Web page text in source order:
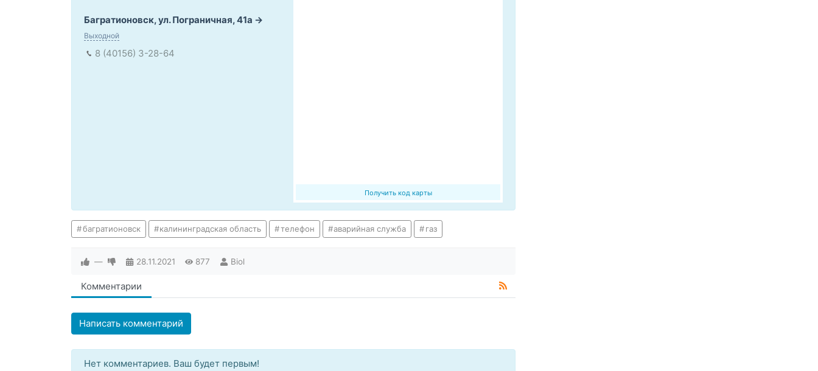
Получить код карты
Багратионовск, ул. Пограничная, 41а
Выходной
8 (40156) 3-28-64
багратионовск калининградская область телефон аварийная служба газ
— 28.11.2021 877 Biol
Комментарии
Написать комментарий
Нет комментариев. Ваш будет первым!